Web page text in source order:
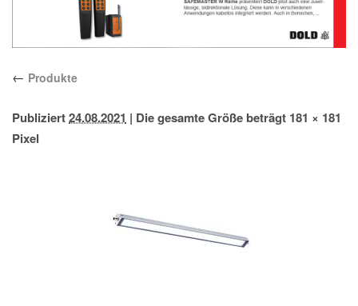
KARRIERE
PRODUKTE
APPLIKATIONEN
LÖSUNGEN
KONTAKT
← Produkte
Publiziert24.08.2021 | Die gesamte Größe beträgt 181 × 181
Pixel